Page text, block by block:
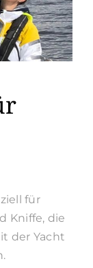
für
Kniffe, die
der Yacht